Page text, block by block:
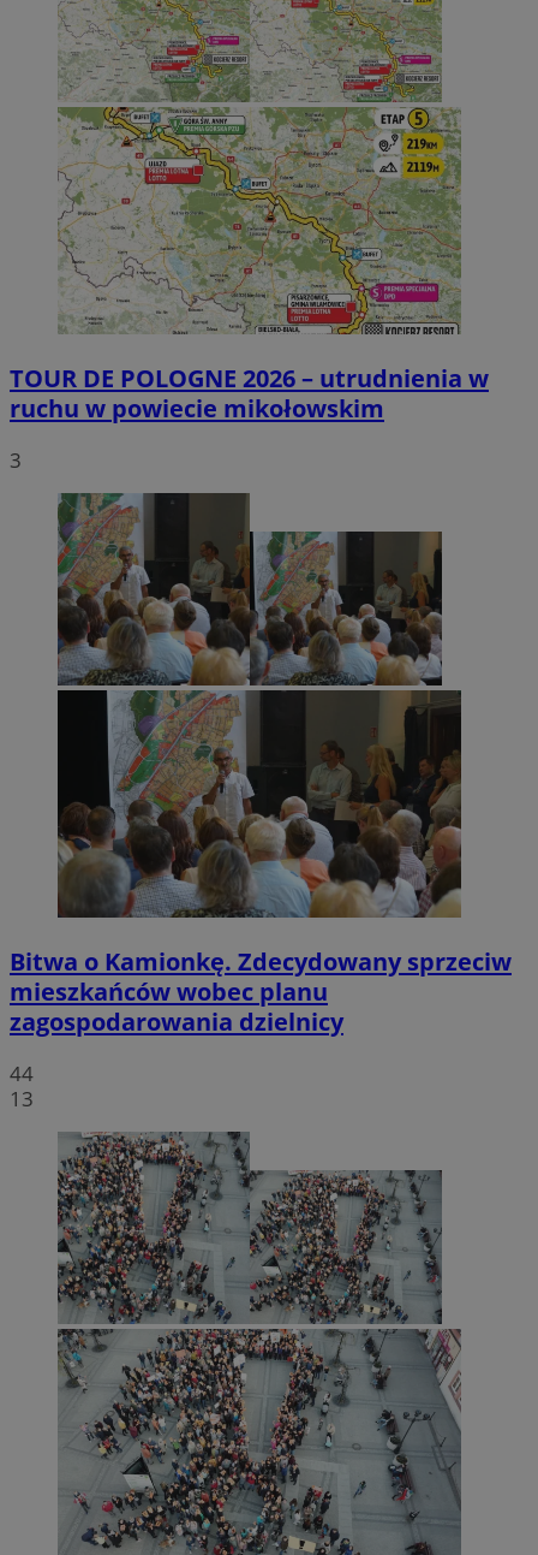
TOUR DE POLOGNE 2026 – utrudnienia w
ruchu w powiecie mikołowskim
3
Bitwa o Kamionkę. Zdecydowany sprzeciw
mieszkańców wobec planu
zagospodarowania dzielnicy
44
13